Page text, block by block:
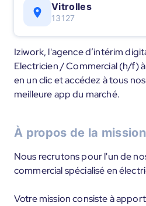
Vitrolles
13127
Iziwork, l'agence d’intérim
Electricien / Commercial (h/f)
en un clic et accédez à tous
meilleure app du marché.
À propos de la mission
Nous recrutons pour l'un de
commercial spécialisé en
Votre mission consiste à